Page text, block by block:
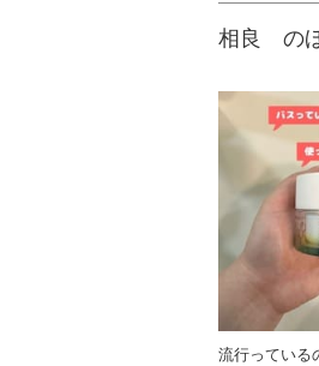
相良 の
流行っている